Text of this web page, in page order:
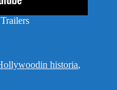
historia,